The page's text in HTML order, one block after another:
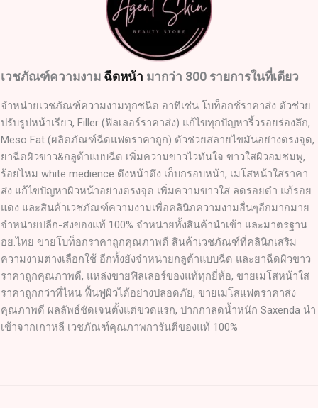
เวชภัณฑ์ความงาม ฉีดหน้า มากว่า 300 รายการในที่เดียว
จำหน่ายเวชภัณฑ์ความงามทุกชนิด อาทิเช่น โบท็อกซ์ราคาส่ง ตัวช่วย
ปรับรูปหน้าเรียว, Filler (ฟิลเลอร์ราคาส่ง) แก้ไขทุกปัญหาริ้วรอยร่องลึก,
Meso Fat (ผลิตภัณฑ์ฉีดแฟตราคาถูก) ตัวช่วยสลายไขมันอย่างตรงจุด,
ยาฉีดผิวขาว&กลูต้าแบบฉีด เพิ่มความขาวไวทันใจ ขาวใสผิวอมชมพู,
ร้อยไหม white medience ดึงหน้าตึง เก็บกรอบหน้า, เมโสหน้าใสราคา
ส่ง แก้ไขปัญหาผิวหน้าอย่างตรงจุด เพิ่มความขาวใส ลดรอยดำ แก้รอย
แดง และสินค้าเวชภัณฑ์ความงามเพื่อคลินิกความงามอื่นๆอีกมากมาย
จำหน่ายปลีก-ส่งของแท้ 100% จำหน่ายทั้งสินค้านำเข้า และมาตรฐาน
อย.ไทย ขายโบท็อกราคาถูกคุณภาพดี สินค้าเวชภัณฑ์ที่คลินิกเสริม
ความงามต่างเลือกใช้ อีกทั้งยังจำหน่ายกลูต้าแบบฉีด และยาฉีดผิวขาว
ราคาถูกคุณภาพดี, แหล่งขายฟิลเลอร์ของแท้ทุกยี่ห้อ, ขายเมโสหน้าใส
ราคาถูกกว่าที่ไหน ฟื้นฟูผิวได้อย่างปลอดภัย, ขายเมโสแฟตราคาส่ง
คุณภาพดี ผลลัพธ์ชัดเจนตั้งแต่ขวดแรก, ปากกาลดน้ำหนัก Saxenda นำ
เข้าจากเกาหลี เวชภัณฑ์คุณภาพการันตีของแท้ 100%